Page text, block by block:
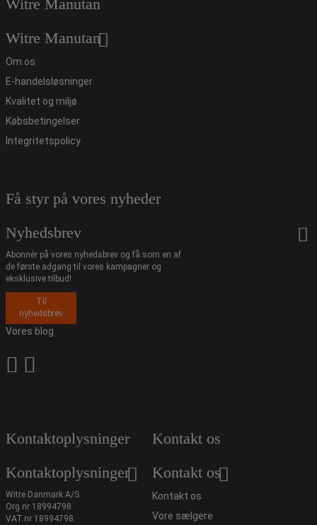
Witre Manutan
Witre Manutan
Om os
E-handelsløsninger
Kvalitet og miljø
Købsbetingelser
Integritetspolicy
Få styr på vores nyheder
Nyhedsbrev
Abonnér på vores nyhedsbrev og få som en af
de første adgang til vores kampagner og
eksklusive tilbud!
Til
nyhedsbrev
Vores blog
Kontaktoplysninger
Kontaktoplysninger
Witre Danmark A/S
Org.nr 18994798
VAT.nr 18994798
Kontakt os
Kontakt os
Kontakt os
Vore sælgere